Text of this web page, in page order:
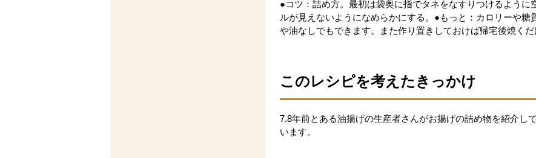
●コツ：詰め方。最初は袋奥に指でタネをなすりつけるよう
ルが見えないようになめらかにする。●もっと：カロリーや
や油なしでもできます。また作り置きしておけば帰宅後焼く
このレシピを考えたきっかけ
7.8年前とある油揚げの生産者さんがお揚げの詰め物を紹介し
います。